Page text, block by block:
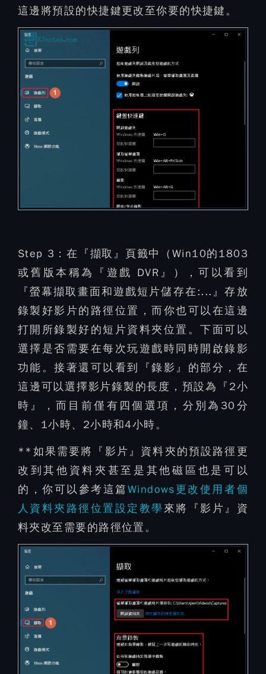
這邊將預設的快捷鍵更改至你要的快捷鍵。
Step 3：在『擷取』頁籤中（Win10的1803
或舊版本稱為『遊戲 DVR』），可以看到
『螢幕擷取畫面和遊戲短片儲存在:...』存放
錄製好影片的路徑位置，而你也可以在這邊
打開所錄製好的短片資料夾位置。下面可以
選擇是否需要在每次玩遊戲時同時開啟錄影
功能。接著還可以看到『錄影』的部分，在
這邊可以選擇影片錄製的長度，預設為『2小
時』，而目前僅有四個選項，分別為30分
鐘、1小時、2小時和4小時。
**如果需要將『影片』資料夾的預設路徑更
改到其他資料夾甚至是其他磁區也是可以
的，你可以參考這篇Windows更改使用者個
人資料夾路徑位置設定教學 來將『影片』資
料夾改至需要的路徑位置。